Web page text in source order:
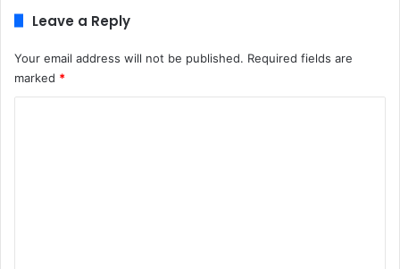
Leave a Reply
Your email address will not be published. Required fields are
marked *